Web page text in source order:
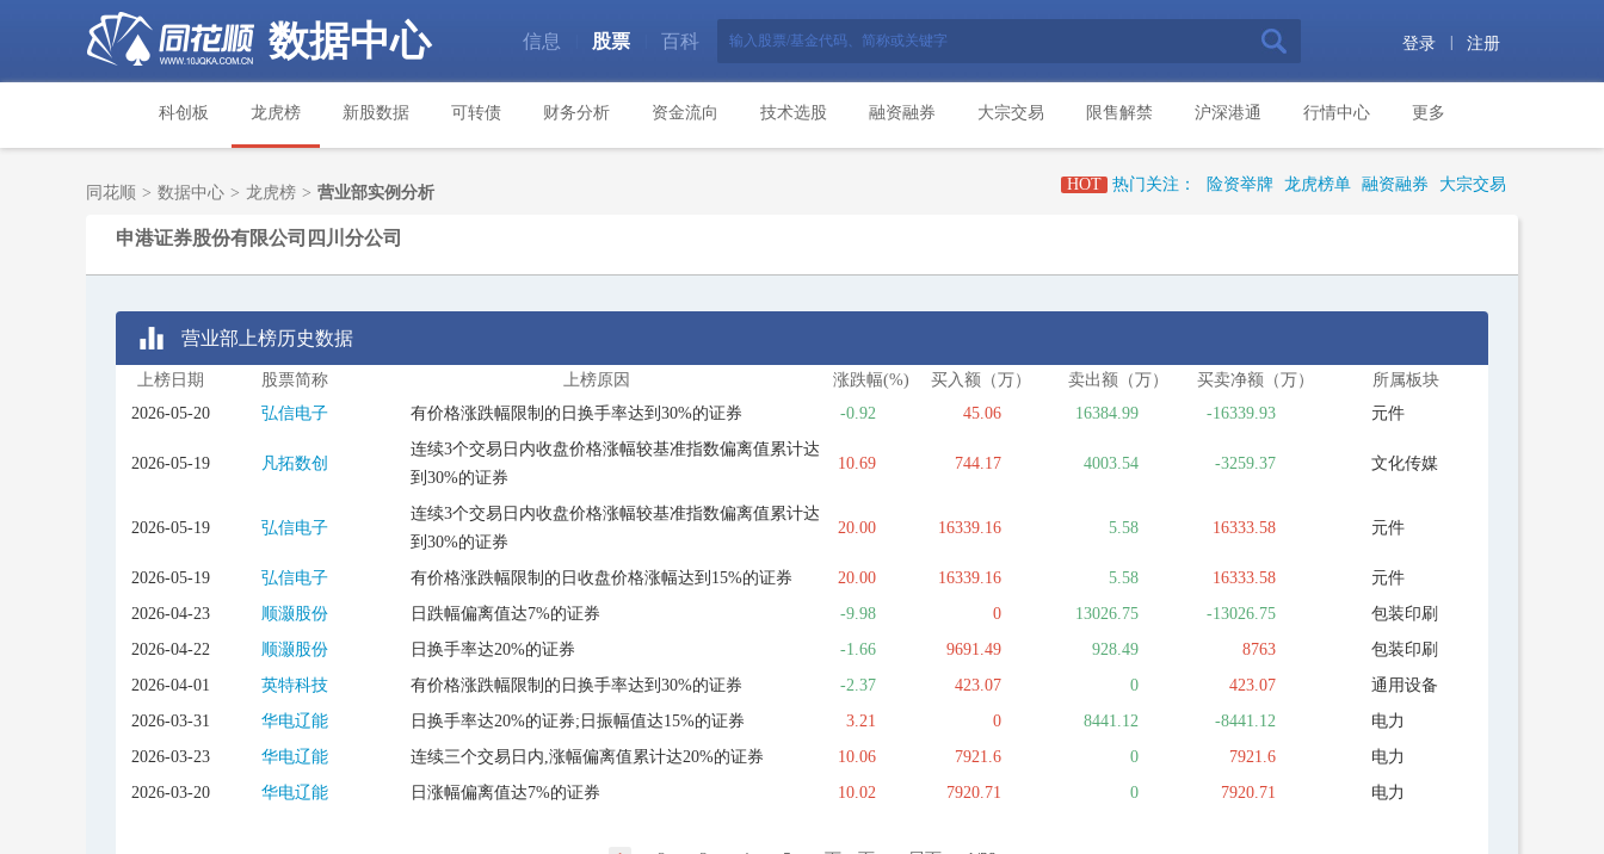
数据中心 信息 股票 百科 登录 注册
科创板 龙虎榜 新股数据 可转债 财务分析 资金流向 技术选股 融资融券 大宗交易 限售解禁 沪深港通 行情中心 更多
同花顺 > 数据中心 > 龙虎榜 > 营业部实例分析 HOT 热门关注： 险资举牌 龙虎榜单 融资融券 大宗交易
申港证券股份有限公司四川分公司
营业部上榜历史数据
上榜日期 股票简称 上榜原因 涨跌幅(%) 买入额（万） 卖出额（万） 买卖净额（万）
所属板块
2026-05-20
弘信电子 有价格涨跌幅限制的日换手率达到30%的证券 -0.92 45.06 16384.99 -16339.93 元件
2026-05-19 凡拓数创
连续3个交易日内收盘价格涨幅较基准指数偏离值累计达
到30%的证券
10.69 744.17 4003.54 -3259.37 文化传媒
2026-05-19 弘信电子
连续3个交易日内收盘价格涨幅较基准指数偏离值累计达
到30%的证券
20.00 16339.16 5.58 16333.58 元件
2026-05-19 弘信电子 有价格涨跌幅限制的日收盘价格涨幅达到15%的证券 20.00 16339.16 5.58 16333.58
元件
2026-04-23
顺灏股份 日跌幅偏离值达7%的证券 -9.98 0 13026.75 -13026.75
包装印刷
2026-04-22
顺灏股份 日换手率达20%的证券 -1.66 9691.49 928.49 8763
包装印刷
2026-04-01
英特科技 有价格涨跌幅限制的日换手率达到30%的证券 -2.37 423.07 0 423.07
通用设备
2026-03-31
华电辽能 日换手率达20%的证券;日振幅值达15%的证券 3.21 0 8441.12 -8441.12
电力
2026-03-23
华电辽能 连续三个交易日内,涨幅偏离值累计达20%的证券 10.06 7921.6 0 7921.6
电力
2026-03-20
华电辽能 日涨幅偏离值达7%的证券 10.02 7920.71 0 7920.71 电力